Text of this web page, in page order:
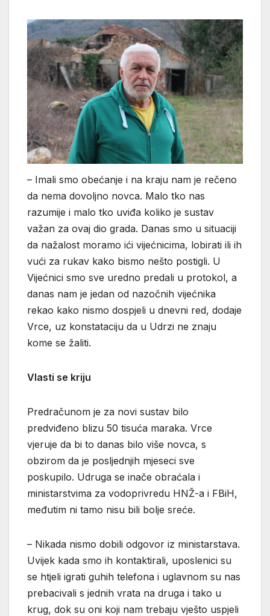
– Imali smo obećanje i na kraju nam je rečeno
da nema dovoljno novca. Malo tko nas
razumije i malo tko uviđa koliko je sustav
važan za ovaj dio grada. Danas smo u situaciji
da nažalost moramo ići vijećnicima, lobirati ili ih
vući za rukav kako bismo nešto postigli. U
Vijećnici smo sve uredno predali u protokol, a
danas nam je jedan od nazočnih vijećnika
rekao kako nismo dospjeli u dnevni red, dodaje
Vrce, uz konstataciju da u Udrzi ne znaju
kome se žaliti.
Vlasti se kriju
Predračunom je za novi sustav bilo
predviđeno blizu 50 tisuća maraka. Vrce
vjeruje da bi to danas bilo više novca, s
obzirom da je posljednjih mjeseci sve
poskupilo. Udruga se inače obraćala i
ministarstvima za vodoprivredu HNŽ-a i FBiH,
međutim ni tamo nisu bili bolje sreće.
– Nikada nismo dobili odgovor iz ministarstava.
Uvijek kada smo ih kontaktirali, uposlenici su
se htjeli igrati guhih telefona i uglavnom su nas
prebacivali s jednih vrata na druga i tako u
krug, dok su oni koji nam trebaju vješto uspjeli